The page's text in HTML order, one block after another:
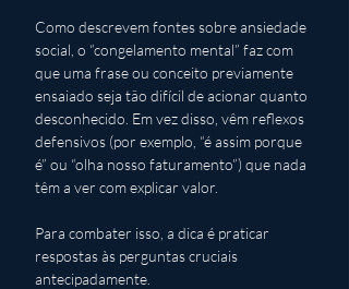
Como descrevem fontes sobre ansiedade
social, o “congelamento mental” faz com
que uma frase ou conceito previamente
ensaiado seja tão difícil de acionar quanto
desconhecido. Em vez disso, vêm reflexos
defensivos (por exemplo, “é assim porque
é” ou “olha nosso faturamento”) que nada
têm a ver com explicar valor.
Para combater isso, a dica é praticar
respostas às perguntas cruciais
antecipadamente.